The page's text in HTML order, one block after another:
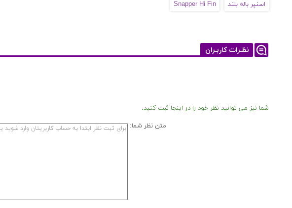
اسنپر باله بلند Snapper Hi Fin
نظـرات کاربـران
شما نیز می توانید نظر خود را در اینجا ثبت کنید.
متن نظر شما: